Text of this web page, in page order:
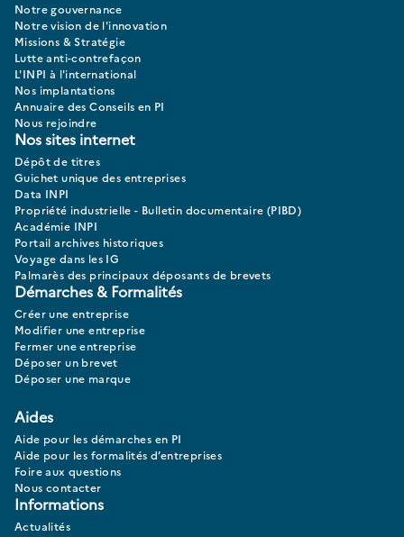
Notre gouvernance
Notre vision de l'innovation
Missions & Stratégie
Lutte anti-contrefaçon
L'INPI à l'international
Nos implantations
Annuaire des Conseils en PI
Nous rejoindre
Nos sites internet
Dépôt de titres
Guichet unique des entreprises
Data INPI
Propriété industrielle - Bulletin documentaire (PIBD)
Académie INPI
Portail archives historiques
Voyage dans les IG
Palmarès des principaux déposants de brevets
Démarches & Formalités
Créer une entreprise
Modifier une entreprise
Fermer une entreprise
Déposer un brevet
Déposer une marque
Aides
Aide pour les démarches en PI
Aide pour les formalités d’entreprises
Foire aux questions
Nous contacter
Informations
Actualités